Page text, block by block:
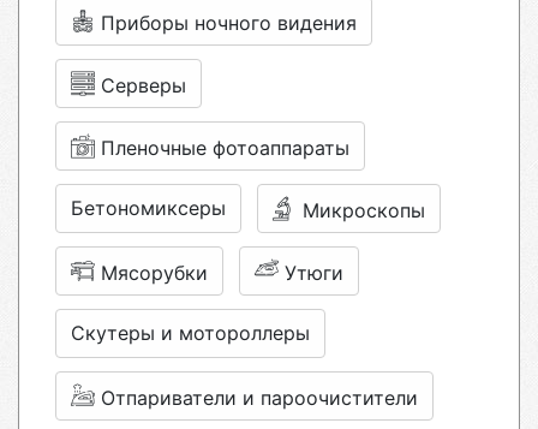
Приборы ночного видения
Серверы
Пленочные фотоаппараты
Бетономиксеры Микроскопы
Мясорубки Утюги
Скутеры и мотороллеры
Отпариватели и пароочистители